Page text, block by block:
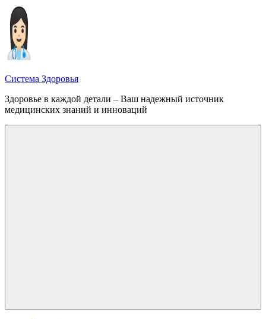
Перейти
содержимому
Система Здоровья
Здоровье в каждой детали – Ваш надежный источник
медицинских знаний и инноваций